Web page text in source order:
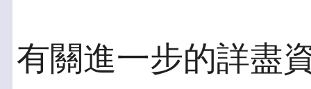
有關進一步的詳盡